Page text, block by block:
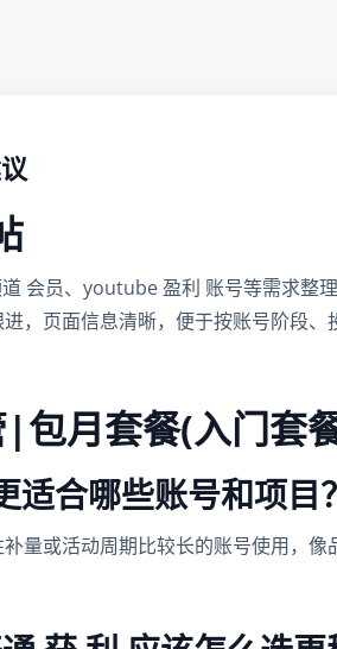
会员、youtube 盈利 账号等需求整
，页面信息清晰，便于按账号阶段
月套餐(入门套
合哪些账号和项目？
量或活动周期比较长的账号使用，